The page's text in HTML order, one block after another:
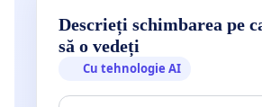
Descrieți schimbarea pe
să o vedeți
Cu tehnologie AI